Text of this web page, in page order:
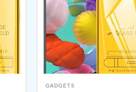
GADGETS